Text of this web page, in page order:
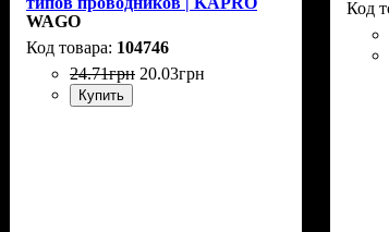
WAGO
104746
24.71грн 20.03грн
Купить